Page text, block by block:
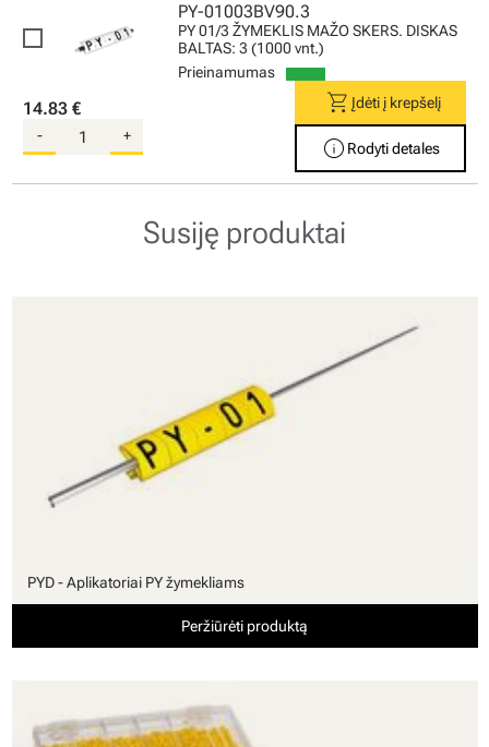
PY-01003BV90.3
PY 01/3 ŽYMEKLIS MAŽO SKERS. DISKAS
BALTAS: 3 (1000 vnt.)
Prieinamumas
14.83 €
- +
shopping_cartĮdėti į krepšelį
info Rodyti detales
Susiję produktai
PYD - Aplikatoriai PY žymekliams
Peržiūrėti produktą